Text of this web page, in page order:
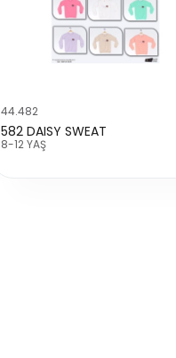
44.482
582 DAISY SWEAT
8-12 YAŞ